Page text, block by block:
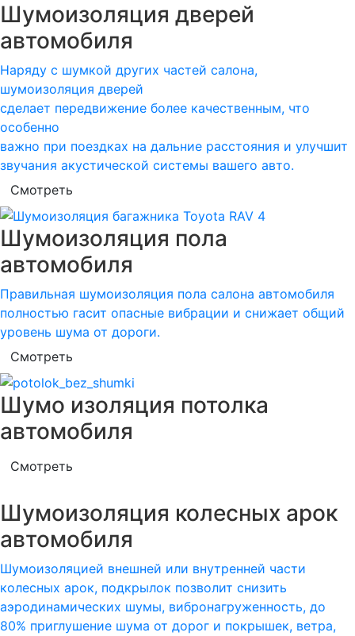
Шумоизоляция дверей
автомобиля
Наряду с шумкой других частей салона,
шумоизоляция дверей
сделает передвижение более качественным, что
особенно
важно при поездках на дальние расстояния и улучшит
звучания акустической системы вашего авто.
Смотреть
Шумоизоляция пола
автомобиля
Правильная шумоизоляция пола салона автомобиля
полностью гасит опасные вибрации и снижает общий
уровень шума от дороги.
Смотреть
Шумо изоляция потолка
автомобиля
Смотреть
Шумоизоляция колесных арок
автомобиля
Шумоизоляцией внешней или внутренней части
колесных арок, подкрылок позволит снизить
аэродинамических шумы, вибронагруженность, до
80% приглушение шума от дорог и покрышек, ветра,